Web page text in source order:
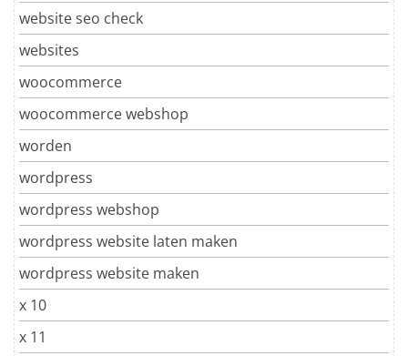
website seo check
websites
woocommerce
woocommerce webshop
worden
wordpress
wordpress webshop
wordpress website laten maken
wordpress website maken
x 10
x 11